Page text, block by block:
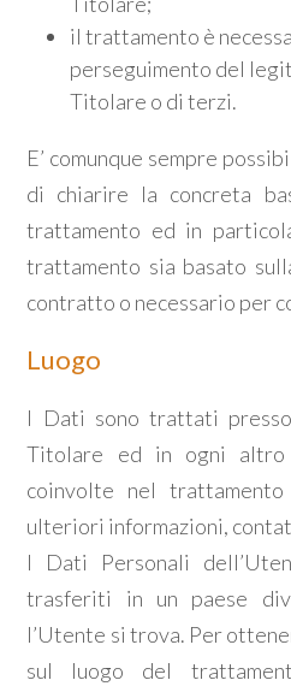
il trattamento è
perseguimento del
Titolare o di terzi.
E’ comunque sempre
di chiarire la concreta
trattamento ed in
trattamento sia basato
contratto o necessario per
Luogo
I Dati sono trattati
Titolare ed in ogni
coinvolte nel
ulteriori informazioni,
I Dati Personali
trasferiti in un paese
l’Utente si trova. Per
sul luogo del
Posto auto/Box
Balcone/Terrazzo
Ascensore
Arredato
Nuova costruzione
Lusso